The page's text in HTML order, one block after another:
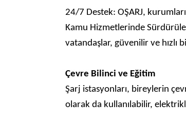
24/7 Destek: OŞARJ,
Kamu Hizmetlerinde
vatandaşlar, güvenilir ve hızlı
Çevre Bilinci ve Eğitim
Şarj istasyonları, bireylerin
olarak da kullanılabilir,